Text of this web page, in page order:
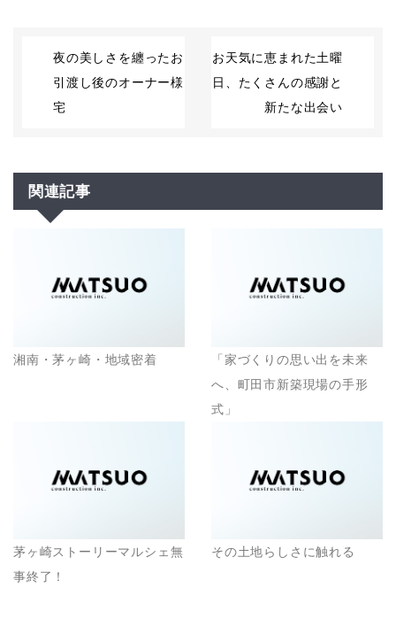
夜の美しさを纏ったお
引渡し後のオーナー様
宅
お天気に恵まれた土曜
日、たくさんの感謝と
新たな出会い
関連記事
湘南・茅ヶ崎・地域密着
「家づくりの思い出を未来
へ、町田市新築現場の手形
式」
茅ヶ崎ストーリーマルシェ無
事終了！
その土地らしさに触れる